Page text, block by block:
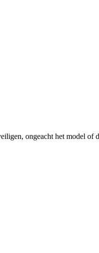
ongeacht het model of